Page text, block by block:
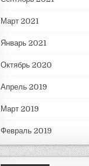
Март 2021
Январь 2021
Октябрь 2020
Апрель 2019
Март 2019
Февраль 2019